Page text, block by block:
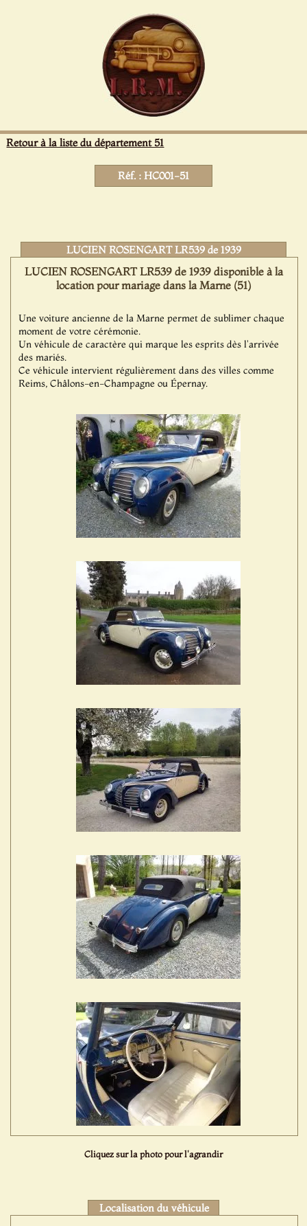
Retour à la liste du département 51
Réf. : HC001-51
LUCIEN ROSENGART LR539 de 1939
LUCIEN ROSENGART LR539 de 1939 disponible à la
location pour mariage dans la Marne (51)
Une voiture ancienne de la Marne permet de sublimer chaque
moment de votre cérémonie.
Un véhicule de caractère qui marque les esprits dès l'arrivée
des mariés.
Ce véhicule intervient régulièrement dans des villes comme
Reims, Châlons-en-Champagne ou Épernay.
Cliquez sur la photo pour l'agrandir
Localisation du véhicule